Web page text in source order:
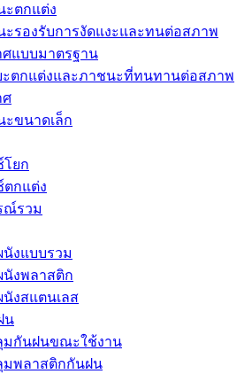
ะตกแต่ง
ะรองรับการงัดแงะและทนต่อสภาพ
ศแบบมาตรฐาน
ะตกแต่งและภาชนะที่ทนทานต่อสภาพ
ศ
ะขนาดเล็ก
โยก
ตกแต่ง
ณ์รวม
นังแบบรวม
นังพลาสติก
นังสแตนเลส
น
มกันฝนขณะใช้งาน
มพลาสติกกันฝน